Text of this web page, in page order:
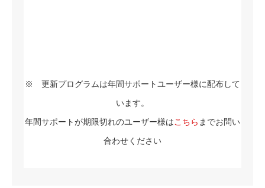
※ 更新プログラムは年間サポートユーザー様に配布して
います。
年間サポートが期限切れのユーザー様はこちら までお問い
合わせください